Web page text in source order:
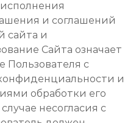
и соглашений
сайта и
Сайта означает
Пользователя с
и
обработки его
несогласия с